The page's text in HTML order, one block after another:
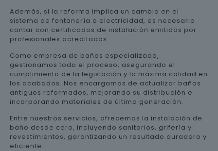
Además, si la reforma implica un cambio en el
sistema de fontanería o electricidad, es necesario
contar con certificados de instalación emitidos por
profesionales acreditados.
Como empresa de baños especializada,
gestionamos todo el proceso, asegurando el
cumplimiento de la legislación y la máxima calidad en
los acabados. Nos encargamos de actualizar baños
antiguos reformados, mejorando su distribución e
incorporando materiales de última generación.
Entre nuestros servicios, ofrecemos la instalación de
baño desde cero, incluyendo sanitarios, grifería y
revestimientos, garantizando un resultado duradero y
eficiente.